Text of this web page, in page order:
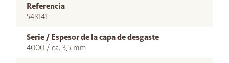
Referencia
548141
Serie / Espesor de la capa de desgaste
4000 / ca. 3,5 mm